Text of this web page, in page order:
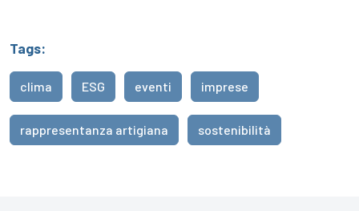
Tags:
clima ESG eventi imprese
rappresentanza artigiana sostenibilità